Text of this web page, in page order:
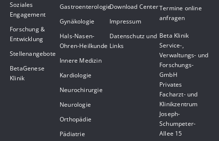
Soziales
Engagement
Forschung &
Entwicklung
Stellenangebote
BetaGenese
Klinik
Gastroenterologie
Gynäkologie
Hals-Nasen-
Ohren-Heilkunde
Innere Medizin
Kardiologie
Neurochirurgie
Neurologie
Orthopädie
Pädiatrie
Download Center
Impressum
Datenschutz und
Links
Termine online
anfragen
Beta Klinik
Service-,
Verwaltungs- und
Forschungs-
GmbH
Privates
Facharzt- und
Klinikzentrum
Joseph-
Schumpeter-
Allee 15